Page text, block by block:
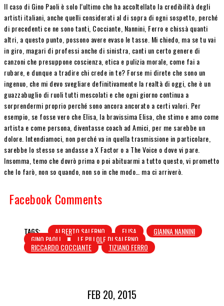
Il caso di Gino Paoli è solo l’ultimo che ha accoltellato la credibilità degli
artisti italiani, anche quelli considerati al di sopra di ogni sospetto, perché
di precedenti ce ne sono tanti, Cocciante, Nannini, Ferro e chissà quanti
altri, a questo punto, possono avere evaso le tasse. Mi chiedo, ma se tu vai
in giro, magari di professi anche di sinistra, canti un certo genere di
canzoni che presuppone coscienza, etica e pulizia morale, come fai a
rubare, e dunque a tradire chi crede in te? Forse mi direte che sono un
ingenuo, che mi devo svegliare definitivamente la realtà di oggi, che è un
guazzabuglio di ruoli tutti mescolati e che ogni giorno continua a
sorprendermi proprio perché sono ancora ancorato a certi valori. Per
esempio, se fosse vero che Elisa, la bravissima Elisa, che stimo e amo come
artista e come persona, diventasse coach ad Amici, per me sarebbe un
dolore. Intendiamoci, non perché va in quella trasmissione in particolare,
sarebbe lo stesso se andasse a X Factor o a The Voice o dove vi pare.
Insomma, temo che dovrò prima o poi abituarmi a tutto questo, vi prometto
che lo farò, non so quando, non so in che modo… ma ci arriverò.
Facebook Comments
TAGS: ALBERTO SALERNO ELISA GIANNA NANNINI
GINO PAOLI LE PILLOLE DI SALERNO
RICCARDO COCCIANTE TIZIANO FERRO
FEB 20, 2015